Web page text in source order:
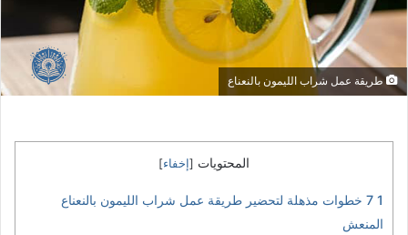
طريقة عمل شراب الليمون بالنعناع
المحتويات [ إخفاء]
1
7 خطوات مذهلة لتحضير طريقة عمل شراب الليمون بالنعناع
المنعش